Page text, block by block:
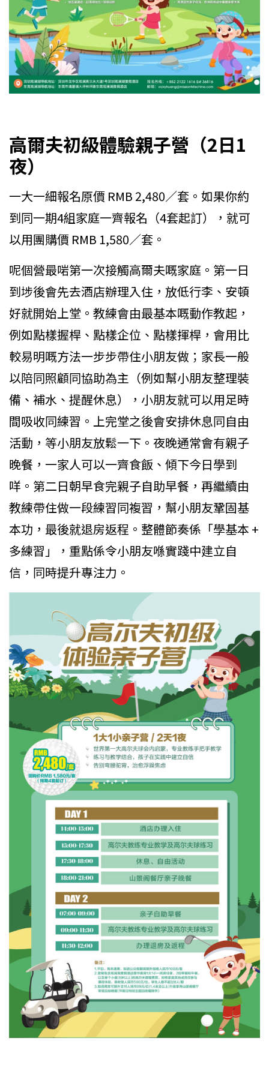
高爾夫初級體驗親子營（2日1
夜）
一大一細報名原價 RMB 2,480／套。如果你約
到同一期4組家庭一齊報名（4套起訂），就可
以用團購價 RMB 1,580／套。
呢個營最啱第一次接觸高爾夫嘅家庭。第一日
到埗後會先去酒店辦理入住，放低行李、安頓
好就開始上堂。教練會由最基本嘅動作教起，
例如點樣握桿、點樣企位、點樣揮桿，會用比
較易明嘅方法一步步帶住小朋友做；家長一般
以陪同照顧同協助為主（例如幫小朋友整理裝
備、補水、提醒休息），小朋友就可以用足時
間吸收同練習。上完堂之後會安排休息同自由
活動，等小朋友放鬆一下。夜晚通常會有親子
晚餐，一家人可以一齊食飯、傾下今日學到
咩。第二日朝早食完親子自助早餐，再繼續由
教練帶住做一段練習同複習，幫小朋友鞏固基
本功，最後就退房返程。整體節奏係「學基本 +
多練習」，重點係令小朋友喺實踐中建立自
信，同時提升專注力。